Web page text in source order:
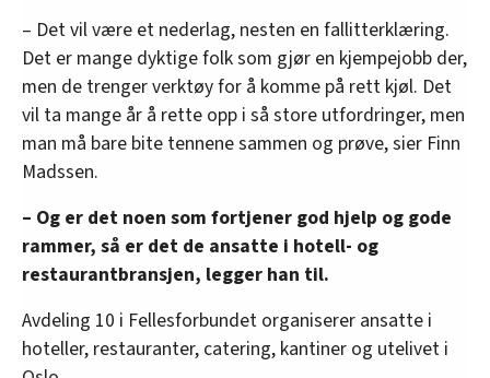
• Varslingshåndtering:
Gjennomgangen har avdekket tilfeller hvor
rutinene har vært uklare og vanskelige å
etterleve. Det har vært reist spørsmål om
kompetansen til medlemmer i varslingsutvalget,
konkrete løsningsforslag, men løfter dette fram
på grunn av at forholdet bør undersøkes og
følges opp.
• Rutiner for virkninger av å sette avdeling
under administrasjon:
– Det vil være et nederlag, nesten en fallitterklæring.
Det er mange dyktige folk som gjør en kjempejobb der,
men de trenger verktøy for å komme på rett kjøl. Det
vil ta mange år å rette opp i så store utfordringer, men
man må bare bite tennene sammen og prøve, sier Finn
Madssen.
– Og er det noen som fortjener god hjelp og gode
rammer, så er det de ansatte i hotell- og
restaurantbransjen, legger han til.
Avdeling 10 i Fellesforbundet organiserer ansatte i
hoteller, restauranter, catering, kantiner og utelivet i